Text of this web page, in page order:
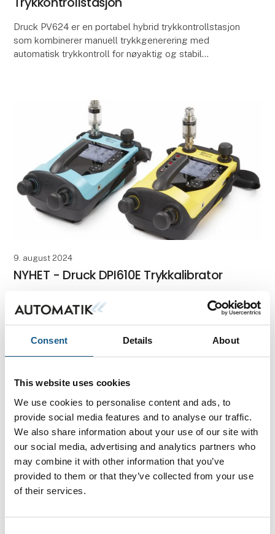
Consent Details About
This website uses cookies
We use cookies to personalise content and ads, to
provide social media features and to analyse our traffic.
We also share information about your use of our site with
our social media, advertising and analytics partners who
may combine it with other information that you’ve
provided to them or that they’ve collected from your use
of their services.
Druck PV624 er en portabel hybrid trykkontrollstasjon
som kombinerer manuell trykkgenerering med
automatisk trykkontroll for nøyaktig og stabil
9. august 2024
NYHET - Druck DPI610E Trykkalibrator
trykkalibratorer og etterfølgeren til den legendariske
DPI610/615 med kallenavnet «Druck’en». DPI610E
kombinerer det velkjente, røffe og ergonomiske